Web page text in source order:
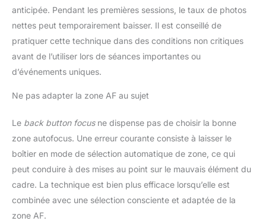
transmission stable des
vous connecter à votre
smartphone via l'application
Creators. Pour les réunions en
ligne et le streaming, l'appareil
Téléchargez l'application Sony
Creators depuis l'App Store. 2)
sur l'iPhone et l'appareil photo.
3) Connectez les appareils via
l'application. > Vous pouvez
des photos et des vidéos et
distance via votre smartphone.
CONTENU DE LA LIVRAISON :
boîtier ZV-E10, objectif SEL1650
II avec capuchon et pare-soleil,
batterie NP-FW50, sans
anticipée. Pendant les premières sessions, le taux de photos
nettes peut temporairement baisser. Il est conseillé de
pratiquer cette technique dans des conditions non critiques
avant de l’utiliser lors de séances importantes ou
d’événements uniques.
Ne pas adapter la zone AF au sujet
Le back button focusne dispense pas de choisir la bonne
zone autofocus. Une erreur courante consiste à laisser le
boîtier en mode de sélection automatique de zone, ce qui
peut conduire à des mises au point sur le mauvais élément du
cadre. La technique est bien plus efficace lorsqu’elle est
combinée avec une sélection consciente et adaptée de la
zone AF.